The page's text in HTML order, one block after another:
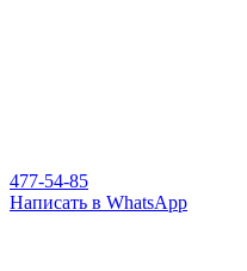
477-54-85
Написать в WhatsApp